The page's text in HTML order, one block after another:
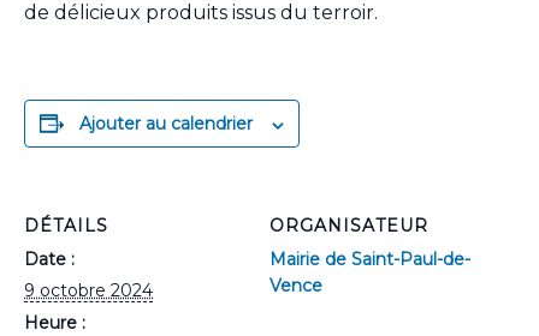
de délicieux produits issus du terroir.
Ajouter au calendrier
DÉTAILS
Date :
9 octobre 2024
Heure :
ORGANISATEUR
Mairie de Saint-Paul-de-
Vence